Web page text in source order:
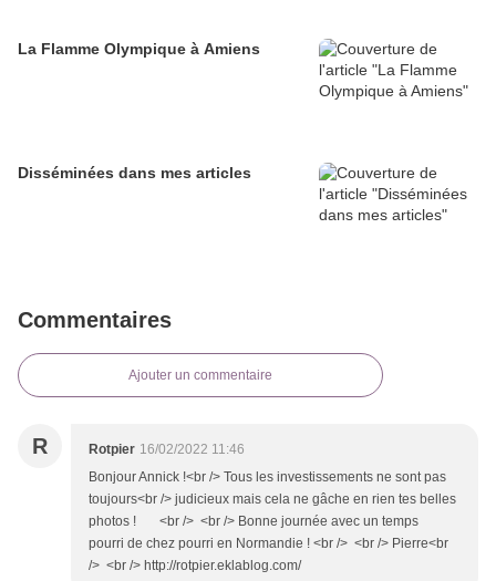
La Flamme Olympique à Amiens
Disséminées dans mes articles
Commentaires
Ajouter un commentaire
R Rotpier 16/02/2022 11:46
Bonjour Annick !<br /> Tous les investissements ne sont pas
toujours<br /> judicieux mais cela ne gâche en rien tes belles
photos ! <br /> <br /> Bonne journée avec un temps
pourri de chez pourri en Normandie ! <br /> <br /> Pierre<br
/> <br /> http://rotpier.eklablog.com/